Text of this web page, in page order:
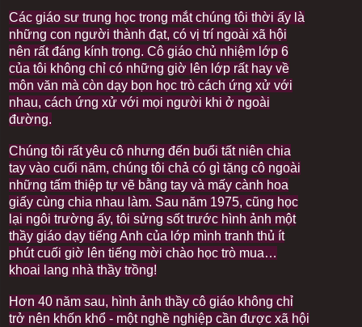
e
c
a
p
t
i
o
n
Các giáo sư trung học trong mắt chúng tôi thời ấy là
những con người thành đạt, có vị trí ngoài xã hội
nên rất đáng kính trọng. Cô giáo chủ nhiệm lớp 6
của tôi không chỉ có những giờ lên lớp rất hay về
môn văn mà còn dạy bọn học trò cách ứng xử với
nhau, cách ứng xử với mọi người khi ở ngoài
đường.
Chúng tôi rất yêu cô nhưng đến buổi tất niên chia
tay vào cuối năm, chúng tôi chả có gì tặng cô ngoài
những tấm thiệp tự vẽ bằng tay và mấy cành hoa
giấy cùng chia nhau làm. Sau năm 1975, cũng học
lại ngôi trường ấy, tôi sửng sốt trước hình ảnh một
thầy giáo dạy tiếng Anh của lớp mình tranh thủ ít
phút cuối giờ lên tiếng mời chào học trò mua…
khoai lang nhà thầy trồng!
Hơn 40 năm sau, hình ảnh thầy cô giáo không chỉ
trở nên khốn khổ - một nghề nghiệp cần được xã hội